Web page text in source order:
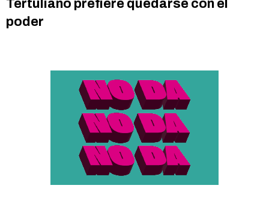
Tertuliano prefiere quedarse con el
poder